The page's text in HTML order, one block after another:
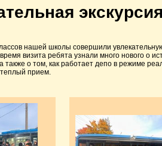
нашей школы совершили
визита ребята узнали много нового о
также о том, как работает депо в режиме
прием.